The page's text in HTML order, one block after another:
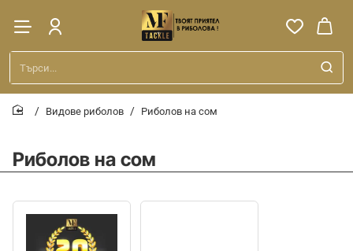
Търси...
Риболов на сом
Видове риболов Риболов на сом